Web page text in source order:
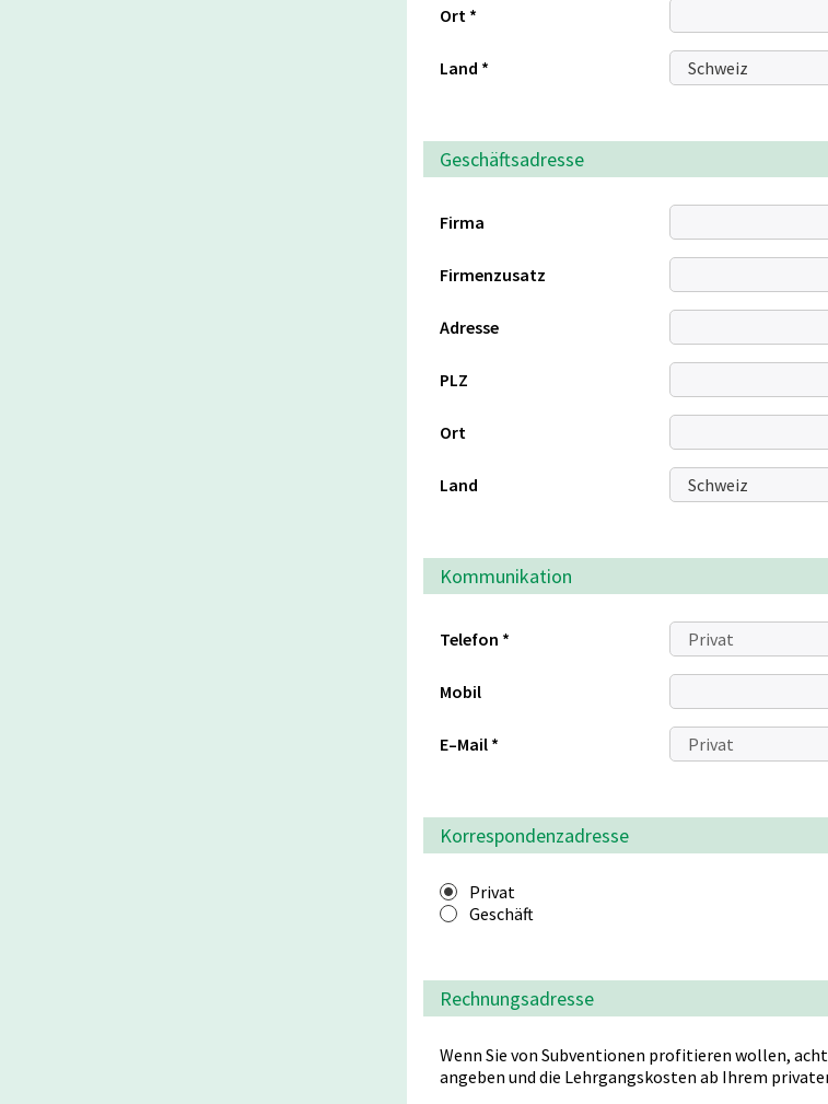
Ort *
Land *
Geschäftsadresse
Firma
Firmenzusatz
Adresse
PLZ
Ort
Land
Kommunikation
Telefon *
Mobil
E–Mail *
Korrespondenzadresse
Privat
Geschäft
Rechnungsadresse
Wenn Sie von Subventionen profitieren wollen,
angeben und die Lehrgangskosten ab Ihrem